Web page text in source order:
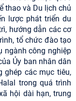
thao và Du lịch chủ
lược phát triển du
hướng dẫn các cơ
tổ chức đào tạo
ngành công nghiệp
Ủy ban nhân dân
ghép các mục tiêu,
trong quá trình
hội dài hạn, trung